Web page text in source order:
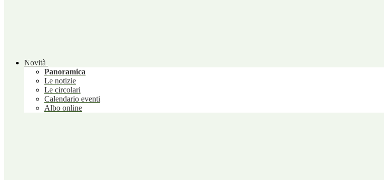
Novità
Panoramica
Le notizie
Le circolari
Calendario eventi
Albo online